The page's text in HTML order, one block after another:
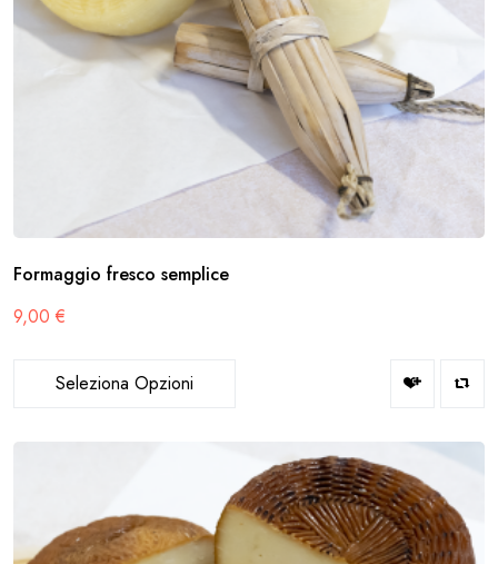
Formaggio fresco semplice
9,00 €
Seleziona Opzioni